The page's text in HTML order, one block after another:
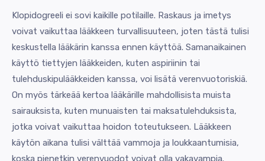
Klopidogreeli ei sovi kaikille potilaille. Raskaus ja imetys
voivat vaikuttaa lääkkeen turvallisuuteen, joten tästä tulisi
keskustella lääkärin kanssa ennen käyttöä. Samanaikainen
käyttö tiettyjen lääkkeiden, kuten aspiriinin tai
tulehduskipulääkkeiden kanssa, voi lisätä verenvuotoriskiä.
On myös tärkeää kertoa lääkärille mahdollisista muista
sairauksista, kuten munuaisten tai maksatulehduksista,
jotka voivat vaikuttaa hoidon toteutukseen. Lääkkeen
käytön aikana tulisi välttää vammoja ja loukkaantumisia,
koska pienetkin verenvuodot voivat olla vakavampia.